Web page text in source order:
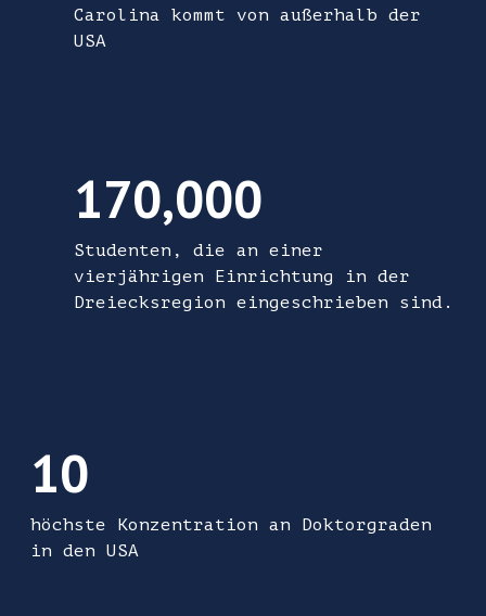
Carolina kommt von außerhalb der
USA
170,000
Studenten, die an einer
vierjährigen Einrichtung in der
Dreiecksregion eingeschrieben sind.
170.000 Studenten waren an einer
10
höchste Konzentration an Doktorgraden
in den USA
Zehnthöchste Konzentration an Doktorgraden